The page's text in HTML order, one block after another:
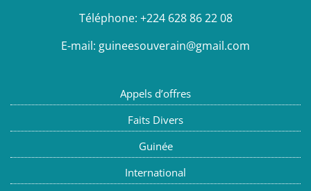
Téléphone: +224 628 86 22 08
E-mail: guineesouverain@gmail.com
Appels d’offres
Faits Divers
Guinée
International